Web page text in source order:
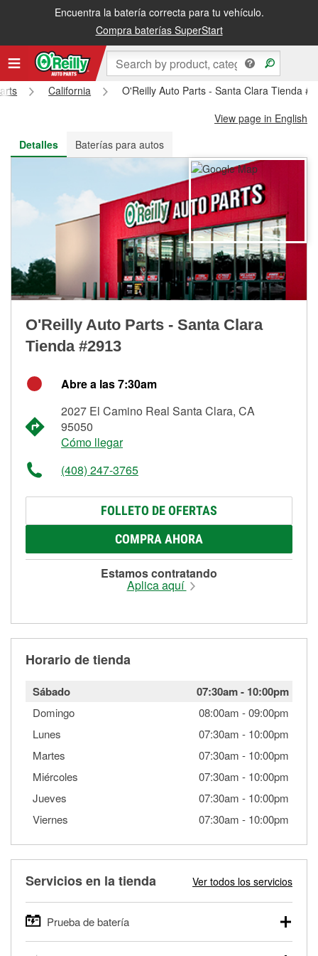
Encuentra la batería correcta para tu vehículo.
Compra baterías SuperStart
Recibe tu orden gratis al día siguiente o recógela en la tienda
California
O'Reilly Auto Parts - Santa Clara Tienda
View page in English
Detalles
Baterías para autos
O'Reilly Auto Parts - Santa Clara
Tienda #2913
Abre a las 7:30am
2027 El Camino Real Santa Clara, CA
95050
Cómo llegar
(408) 247-3765
FOLLETO DE OFERTAS
COMPRA AHORA
Estamos contratando
Aplica aquí
Horario de tienda
Sábado 07:30am- 10:00pm
Domingo 08:00am -09:00pm
Lunes
07:30am - 10:00pm
Martes
07:30am - 10:00pm
Miércoles
07:30am - 10:00pm
Jueves
07:30am - 10:00pm
Viernes
07:30am - 10:00pm
Servicios en la tienda Ver todos los servicios
Prueba de batería